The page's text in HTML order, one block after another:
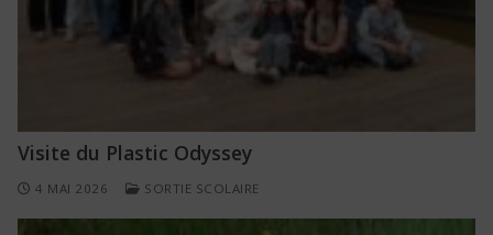
Visite du Plastic Odyssey
4 MAI 2026 SORTIE SCOLAIRE